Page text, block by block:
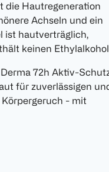
die Hautregeneration
Achseln und ein
ist hautverträglich,
keinen
72h Aktiv-
für zuverlässigen
- mit